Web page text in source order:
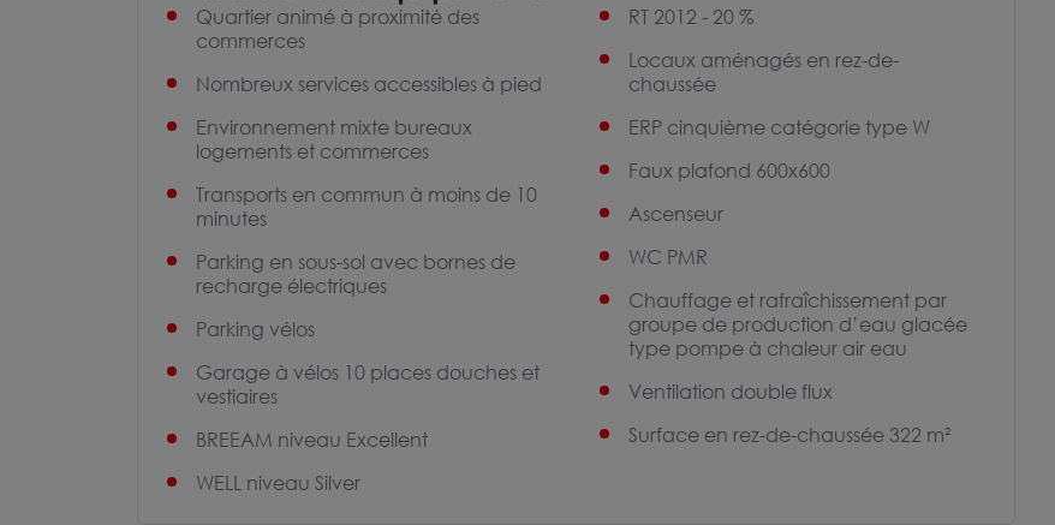
Quartier animé à proximité des
commerces
Nombreux services accessibles à pied
Environnement mixte bureaux
logements et commerces
Transports en commun à moins de 10
minutes
Parking en sous-sol avec bornes de
recharge électriques
Parking vélos
Garage à vélos 10 places douches et
vestiaires
BREEAM niveau Excellent
WELL niveau Silver
RT 2012 - 20 %
Locaux aménagés en rez-de-
chaussée
ERP cinquième catégorie type W
Faux plafond 600x600
Ascenseur
WC PMR
Chauffage et rafraîchissement par
groupe de production d’eau glacée
type pompe à chaleur air eau
Ventilation double flux
Surface en rez-de-chaussée 322 m²